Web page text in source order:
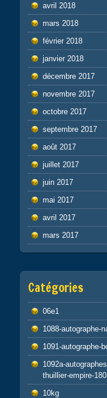
avril 2018
mars 2018
février 2018
janvier 2018
décembre 2017
novembre 2017
octobre 2017
septembre 2017
août 2017
juillet 2017
juin 2017
mai 2017
avril 2017
mars 2017
Catégories
06e1
1088-autographe-
1091-autographe-
1092a-
thuillier-empire-
10kg